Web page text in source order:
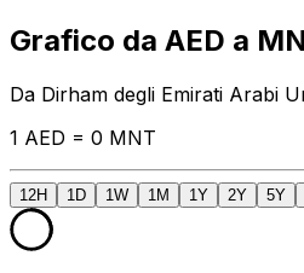
Grafico da AED a
Da Dirham degli Emirati Arabi
1 AED = 0 MNT
12H 1D 1W 1M 1Y 2Y 5Y